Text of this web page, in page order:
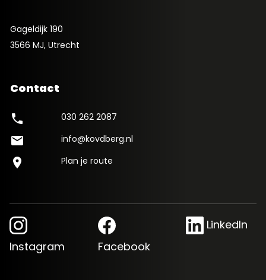
Gageldijk 190
3566 MJ, Utrecht
Contact
phone 030 262 2087
mail info@kovdberg.nl
location_on Plan je route
Instagram Facebook
LinkedIn